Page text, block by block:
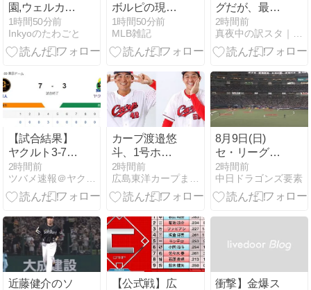
園,ウェルカム
ガーデン
1時間50分前
Inkyoのたわごと
ボルピの現在
地
1時間50分前
MLB雑記
グだが、最も
有害」イング
ランド2部が
巨額支出で世
定の選手の売
却に依存する
状況に懸念の
声も【海外の
反応】
2時間前
真夜中の訳スタ｜MLB・欧州サッカー 海外の反応翻訳ブログ
【試合結果】
ヤクルト3-7巨
人 逆転負けで
2連敗…鈴木2
号2ラン
2時間前
ツバメ速報＠ヤクルトスワローズまとめ
カープ渡邉悠
斗、1号ホー
ムラン！中日
宮内から今季
初本塁打！仲
リー＆マルチ
2時間前
広島東洋カープまとめブログ | かーぷぶーん
8月9日(日)
セ・リーグ公
式戦「阪神vs.
中日」【全打
席結果速報】
場！！！
2時間前
中日ドラゴンズ要素
近藤健介のソ
【公式戦】広
衝撃】金爆ス